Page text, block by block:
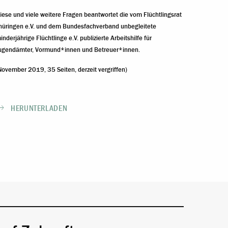
und viele weitere Fragen beantwortet die vom Flüchtlingsrat
e.V. und dem Bundesfachverband unbegleitete
Flüchtlinge e.V. publizierte Arbeitshilfe für
Vormund*innen und Betreuer*innen.
2019, 35 Seiten, derzeit vergriffen)
HERUNTERLADEN